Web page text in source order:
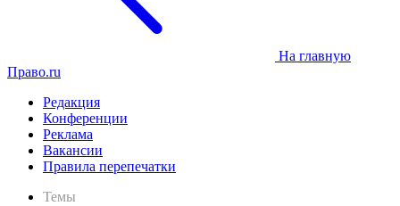
На главную
Право.ru
Редакция
Конференции
Реклама
Вакансии
Правила перепечатки
Темы